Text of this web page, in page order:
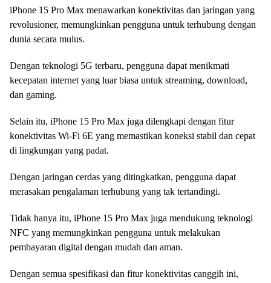
iPhone 15 Pro Max menawarkan konektivitas dan jaringan yang
revolusioner, memungkinkan pengguna untuk terhubung dengan
dunia secara mulus.
Dengan teknologi 5G terbaru, pengguna dapat menikmati
kecepatan internet yang luar biasa untuk streaming, download,
dan gaming.
Selain itu, iPhone 15 Pro Max juga dilengkapi dengan fitur
konektivitas Wi-Fi 6E yang memastikan koneksi stabil dan cepat
di lingkungan yang padat.
Dengan jaringan cerdas yang ditingkatkan, pengguna dapat
merasakan pengalaman terhubung yang tak tertandingi.
Tidak hanya itu, iPhone 15 Pro Max juga mendukung teknologi
NFC yang memungkinkan pengguna untuk melakukan
pembayaran digital dengan mudah dan aman.
Dengan semua spesifikasi dan fitur konektivitas canggih ini,